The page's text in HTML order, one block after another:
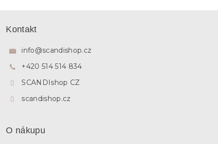
Kontakt
info@scandishop.cz
+420 514 514 834
SCANDIshop CZ
scandishop.cz
O nákupu